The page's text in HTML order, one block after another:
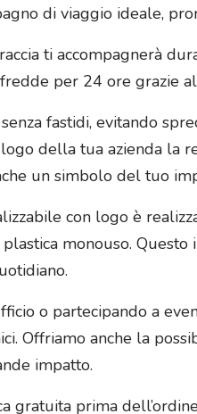
di viaggio ideale,
ti accompagnerà
per 24 ore grazie
fastidi, evitando
della tua azienda la
un simbolo del tuo
con logo è
monouso.
o partecipando a
Offriamo anche la
impatto.
gratuita prima